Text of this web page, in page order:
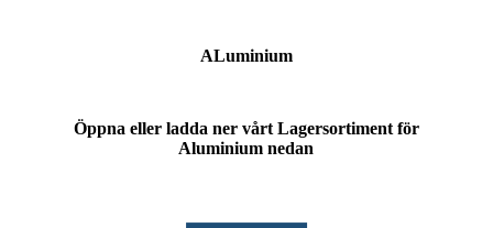
ALuminium
Öppna eller ladda ner vårt Lagersortiment för
Aluminium nedan